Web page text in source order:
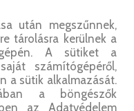
után megszűnnek,
tárolásra kerülnek a
A sütiket a
számítógépéről,
a sütik alkalmazását.
a böngészők
az Adatvédelem